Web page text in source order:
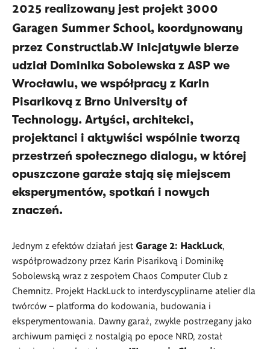
2025 realizowany jest projekt 3000
Garagen Summer School, koordynowany
przez Constructlab.W inicjatywie bierze
udział Dominika Sobolewska z ASP we
Wrocławiu, we współpracy z Karin
Pisarikovą z Brno University of
Technology. Artyści, architekci,
projektanci i aktywiści wspólnie tworzą
przestrzeń społecznego dialogu, w której
opuszczone garaże stają się miejscem
eksperymentów, spotkań i nowych
znaczeń.
Jednym z efektów działań jest Garage 2: HackLuck,
współprowadzony przez Karin Pisarikovą i Dominikę
Sobolewską wraz z zespołem Chaos Computer Club z
Chemnitz. Projekt HackLuck to interdyscyplinarne atelier dla
twórców – platforma do kodowania, budowania i
eksperymentowania. Dawny garaż, zwykle postrzegany jako
archiwum pamięci z nostalgią po epoce NRD, został